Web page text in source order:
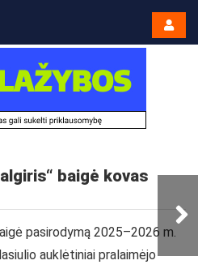
baigė kovas
pasirodymą 2025–2026 m.
auklėtiniai pralaimėjo